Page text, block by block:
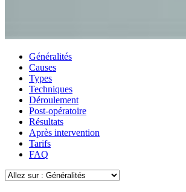
Généralités
Causes
Types
Techniques
Déroulement
Post-opératoire
Résultats
Après intervention
Tarifs
FAQ